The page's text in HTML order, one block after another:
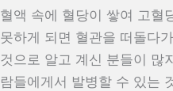
혈액 속에 혈당이 쌓여 고혈
못하게 되면 혈관을 떠돌다
것으로 알고 계신 분들이 많
람들에게서 발병할 수 있는